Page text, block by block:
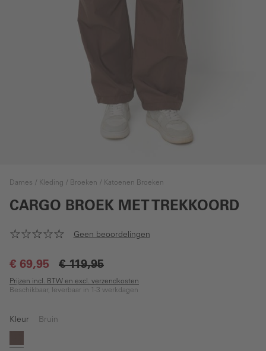
Dames Kleding Broeken Katoenen Broeken
CARGO BROEK MET TREKKOORD
Geen beoordelingen
€ 69,95 € 119,95
Prijzen incl. BTW en excl. verzendkosten
Beschikbaar, leverbaar in 1-3 werkdagen
Kleur Bruin
Bruin